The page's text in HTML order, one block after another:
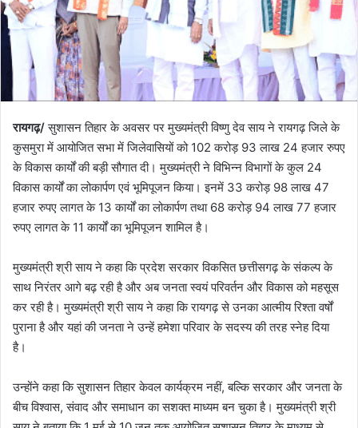
रायगढ़/सुशासन तिहार के अवसर पर मुख्यमंत्री विष्णु देव साय ने रायगढ़ जिले के
कुसमुरा में आयोजित सभा में जिलेवासियों को 102 करोड़ 93 लाख 24 हजार रुपए
के विकास कार्यों की बड़ी सौगात दी। मुख्यमंत्री ने विभिन्न विभागों के कुल 24
विकास कार्यों का लोकार्पण एवं भूमिपूजन किया। इनमें 33 करोड़ 98 लाख 47
हजार रुपए लागत के 13 कार्यों का लोकार्पण तथा 68 करोड़ 94 लाख 77 हजार
रुपए लागत के 11 कार्यों का भूमिपूजन शामिल है।
मुख्यमंत्री श्री साय ने कहा कि प्रदेश सरकार विकसित छत्तीसगढ़ के संकल्प के
साथ निरंतर आगे बढ़ रही है और अब जनता स्वयं परिवर्तन और विकास को महसूस
कर रही है। मुख्यमंत्री श्री साय ने कहा कि रायगढ़ से उनका आत्मीय रिश्ता वर्षों
पुराना है और यहां की जनता ने उन्हें हमेशा परिवार के सदस्य की तरह स्नेह दिया
है।
उन्होंने कहा कि सुशासन तिहार केवल कार्यक्रम नहीं, बल्कि सरकार और जनता के
बीच विश्वास, संवाद और समाधान का सशक्त माध्यम बन चुका है। मुख्यमंत्री श्री